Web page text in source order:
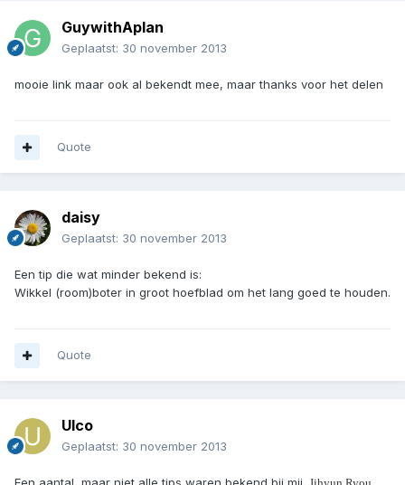
GuywithAplan
Geplaatst: 30 november 2013
mooie link maar ook al bekendt mee, maar thanks voor het delen
Quote
daisy
Geplaatst: 30 november 2013
Een tip die wat minder bekend is:
Wikkel (room)boter in groot hoefblad om het lang goed te houden.
Quote
Ulco
Geplaatst: 30 november 2013